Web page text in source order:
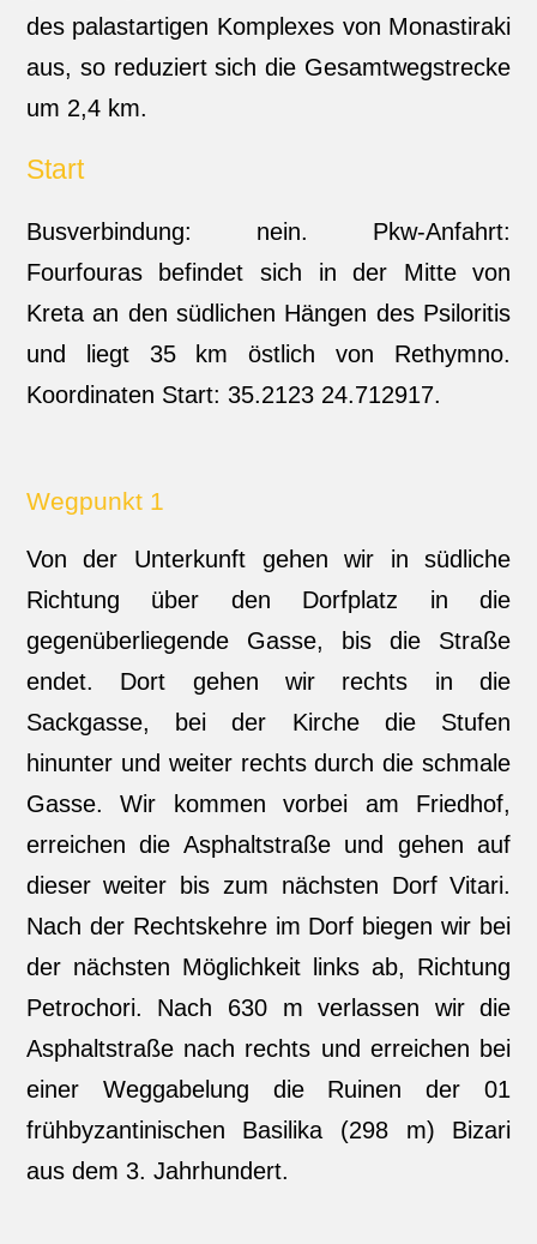
des palastartigen Komplexes von Monastiraki
aus, so reduziert sich die Gesamtwegstrecke
um 2,4 km.
Start
Busverbindung: nein. Pkw-Anfahrt:
Fourfouras befindet sich in der Mitte von
Kreta an den südlichen Hängen des Psiloritis
und liegt 35 km östlich von Rethymno.
Koordinaten Start: 35.2123 24.712917.
Wegpunkt 1
Von der Unterkunft gehen wir in südliche
Richtung über den Dorfplatz in die
gegenüberliegende Gasse, bis die Straße
endet. Dort gehen wir rechts in die
Sackgasse, bei der Kirche die Stufen
hinunter und weiter rechts durch die schmale
Gasse. Wir kommen vorbei am Friedhof,
erreichen die Asphaltstraße und gehen auf
dieser weiter bis zum nächsten Dorf Vitari.
Nach der Rechtskehre im Dorf biegen wir bei
der nächsten Möglichkeit links ab, Richtung
Petrochori. Nach 630 m verlassen wir die
Asphaltstraße nach rechts und erreichen bei
einer Weggabelung die Ruinen der 01
frühbyzantinischen Basilika (298 m) Bizari
aus dem 3. Jahrhundert.